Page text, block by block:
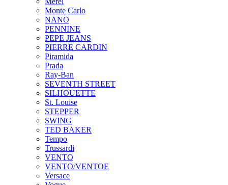
Monte Carlo
NANO
PENNINE
PEPE JEANS
PIERRE CARDIN
Piramida
Prada
Ray-Ban
SEVENTH STREET
SILHOUETTE
St. Louise
STEPPER
SWING
TED BAKER
Tempo
Trussardi
VENTO
VENTO/VENTOE
Versace